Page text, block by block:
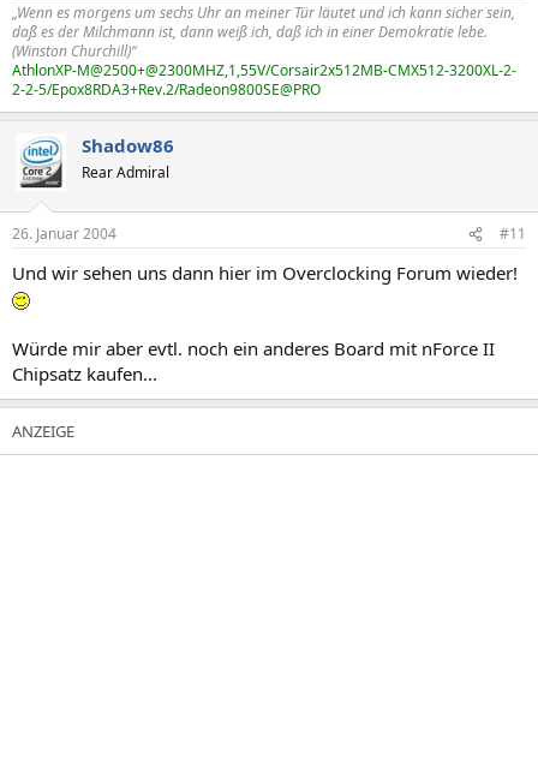
„Wenn es morgens um sechs Uhr an meiner Tür läutet und ich kann sicher sein,
daß es der Milchmann ist, dann weiß ich, daß ich in einer Demokratie lebe.
(Winston Churchill)“
AthlonXP-M@2500+@2300MHZ,1,55V/Corsair2x512MB-CMX512-3200XL-2-
2-2-5/Epox8RDA3+Rev.2/Radeon9800SE@PRO
Shadow86
Rear Admiral
26. Januar 2004 #11
Und wir sehen uns dann hier im Overclocking Forum wieder!
Würde mir aber evtl. noch ein anderes Board mit nForce II
Chipsatz kaufen...